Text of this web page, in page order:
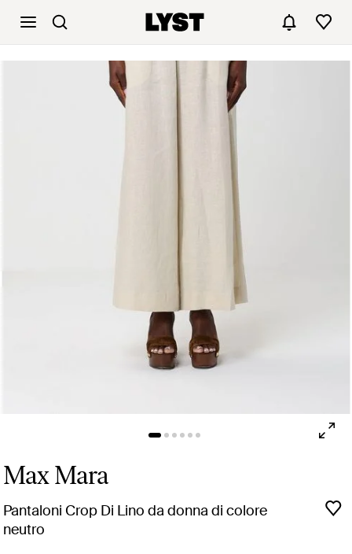
Max Mara
Pantaloni Crop Di Lino da donna di colore
neutro